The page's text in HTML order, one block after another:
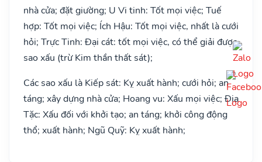
nhà cửa; đặt giường; U Vi tinh: Tốt mọi việc; Tuế
hợp: Tốt mọi việc; Ích Hậu: Tốt mọi việc, nhất là cưới
hỏi; Trực Tinh: Đại cát: tốt mọi việc, có thể giải được
sao xấu (trừ Kim thần thất sát);
Các sao xấu là Kiếp sát: Kỵ xuất hành; cưới hỏi; an
táng; xây dựng nhà cửa; Hoang vu: Xấu mọi việc; Địa
Tặc: Xấu đối với khởi tạo; an táng; khởi công động
thổ; xuất hành; Ngũ Quỹ: Kỵ xuất hành;